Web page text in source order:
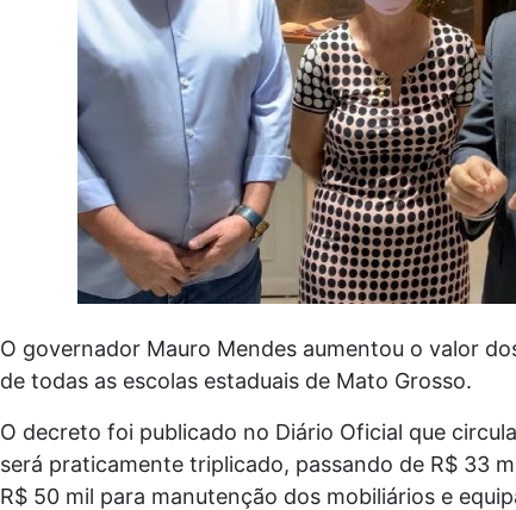
O governador Mauro Mendes aumentou o valor
de todas as escolas estaduais de Mato Grosso.
O decreto foi publicado no Diário Oficial que
será praticamente triplicado, passando de R$ 33
R$ 50 mil para manutenção dos mobiliários e